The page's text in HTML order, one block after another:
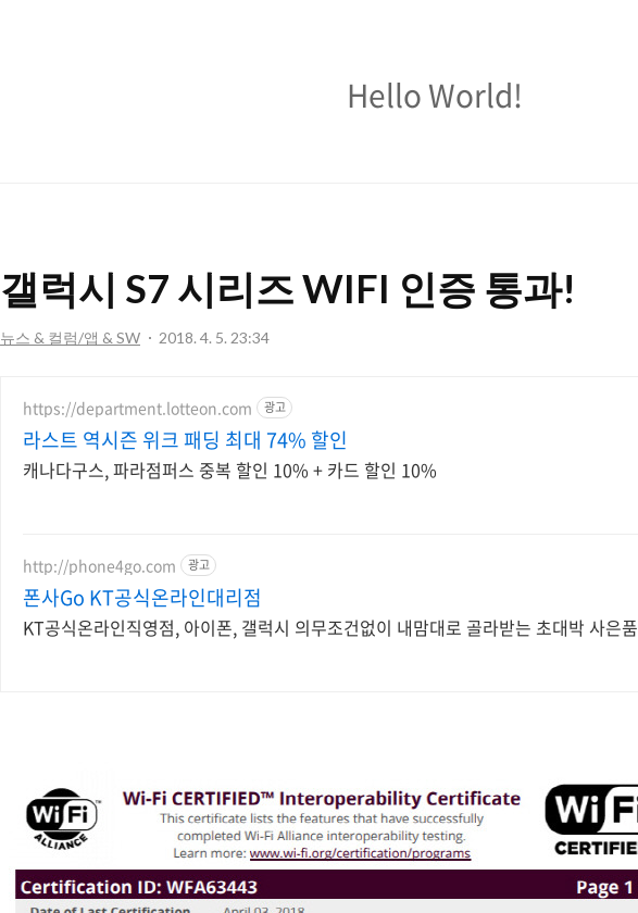
World!
Hello World!
갤럭시 S7 시리즈 WIFI 인증 통과!
뉴스 & 컬럼/앱 & SW 2018. 4. 5. 23:34
https://department.lotteon.com 광고
라스트 역시즌 위크 패딩 최대 74% 할인
캐나다구스, 파라점퍼스 중복 할인 10% + 카드 할인 10%
http://phone4go.com 광고
폰사Go KT공식온라인대리점
KT공식온라인직영점, 아이폰, 갤럭시 의무조건없이 내맘대로 골라받는 초대박 사은품